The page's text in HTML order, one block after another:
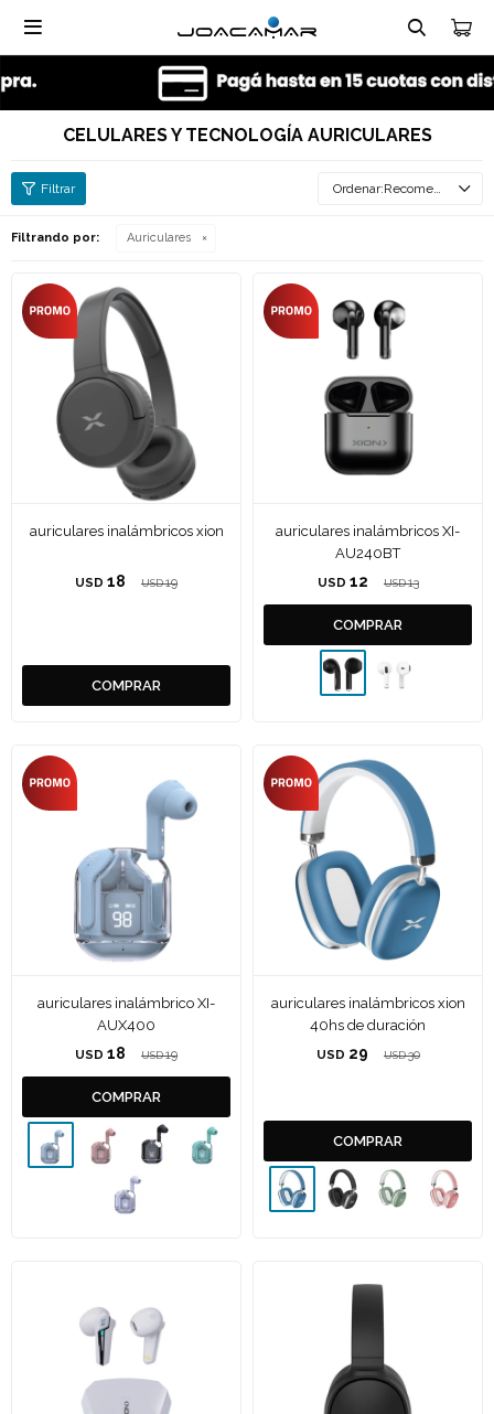

CELULARES Y TECNOLOGÍA AURICULARES
Recomendados
Filtrando por: Auriculares
auriculares inalámbricos xion
USD 18 USD 19
auriculares inalámbricos XI-
AU240BT
USD 12 USD 13
auriculares inalámbrico XI-
AUX400
USD 18 USD 19
auriculares inalámbricos xion
40hs de duración
USD 29 USD 30